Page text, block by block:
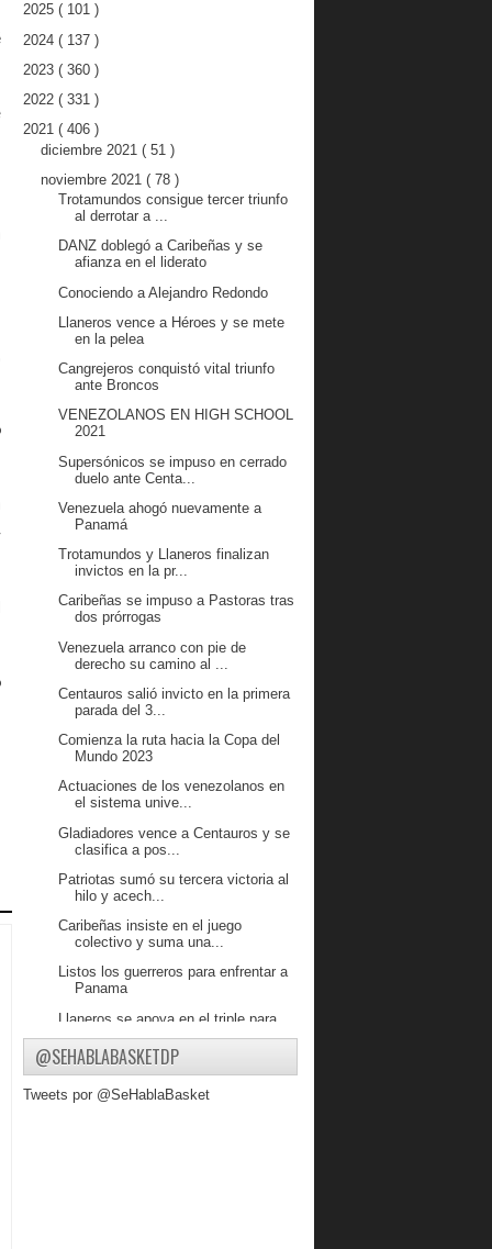
2025 ( 101 )
2024 ( 137 )
2023 ( 360 )
2022 ( 331 )
2021 ( 406 )
diciembre 2021 ( 51 )
noviembre 2021 ( 78 )
Trotamundos consigue tercer triunfo
al derrotar a ...
DANZ doblegó a Caribeñas y se
afianza en el liderato
Conociendo a Alejandro Redondo
Llaneros vence a Héroes y se mete
en la pelea
Cangrejeros conquistó vital triunfo
ante Broncos
VENEZOLANOS EN HIGH SCHOOL
2021
Supersónicos se impuso en cerrado
duelo ante Centa...
Venezuela ahogó nuevamente a
Panamá
Trotamundos y Llaneros finalizan
invictos en la pr...
Caribeñas se impuso a Pastoras tras
dos prórrogas
Venezuela arranco con pie de
derecho su camino al ...
Centauros salió invicto en la primera
parada del 3...
Comienza la ruta hacia la Copa del
Mundo 2023
Actuaciones de los venezolanos en
el sistema unive...
Gladiadores vence a Centauros y se
clasifica a pos...
Patriotas sumó su tercera victoria al
hilo y acech...
Caribeñas insiste en el juego
colectivo y suma una...
Listos los guerreros para enfrentar a
Panama
Llaneros se apoya en el triple para
vencer a Diablos
Gladiadores se impone a Cangrejeros
@SEHABLABASKETDP
Tweets por @SeHablaBasket